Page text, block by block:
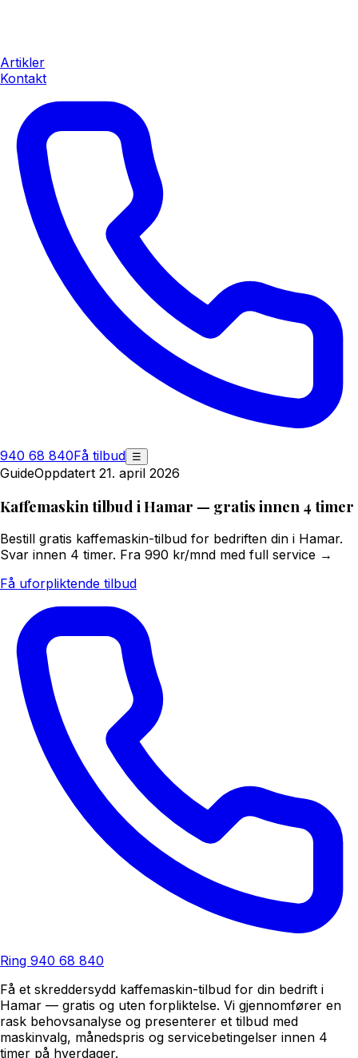
Artikler
Kontakt
940 68 840Få tilbud ☰
GuideOppdatert 21. april 2026
Kaffemaskin tilbud i Hamar — gratis innen 4 timer
Bestill gratis kaffemaskin-tilbud for bedriften din i Hamar.
Svar innen 4 timer. Fra 990 kr/mnd med full service →
Få uforpliktende tilbud
Ring 940 68 840
Få et skreddersydd kaffemaskin-tilbud for din bedrift i
Hamar — gratis og uten forpliktelse. Vi gjennomfører en
rask behovsanalyse og presenterer et tilbud med
maskinvalg, månedspris og servicebetingelser innen 4
timer på hverdager.